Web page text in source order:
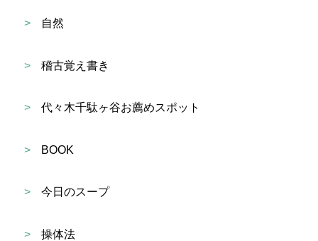
> 自然
> 稽古覚え書き
> 代々木千駄ヶ谷お薦めスポット
> BOOK
> 今日のスープ
> 操体法